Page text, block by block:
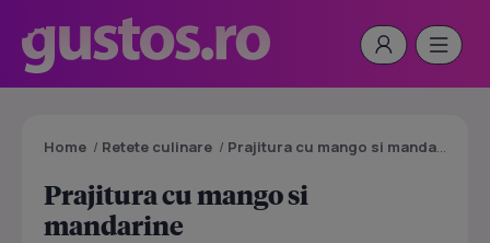
Home / Retete culinare / Prajitura cu mango si mandarine
Prajitura cu mango si
mandarine